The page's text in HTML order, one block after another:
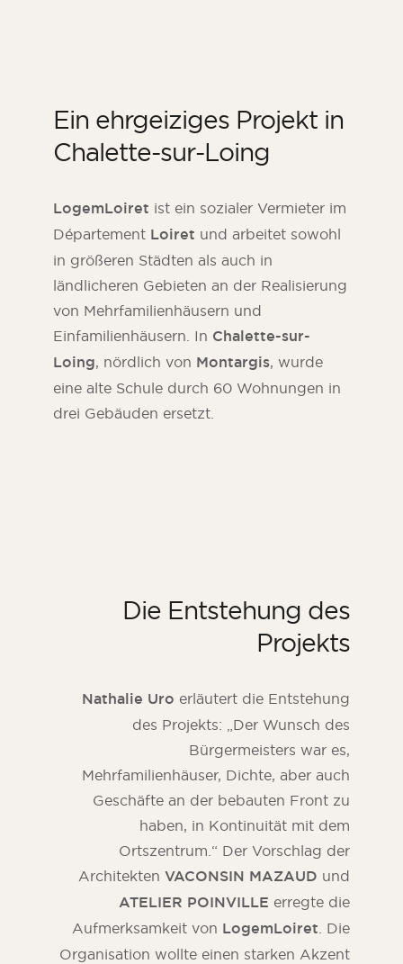
Ein ehrgeiziges Projekt in
Chalette-sur-Loing
LogemLoiret ist ein sozialer Vermieter im
Département Loiret und arbeitet sowohl
in größeren Städten als auch in
ländlicheren Gebieten an der Realisierung
von Mehrfamilienhäusern und
Einfamilienhäusern. In Chalette-sur-
Loing, nördlich von Montargis, wurde
eine alte Schule durch 60 Wohnungen in
drei Gebäuden ersetzt.
Die Entstehung des
Projekts
Nathalie Uro erläutert die Entstehung
des Projekts: „Der Wunsch des
Bürgermeisters war es,
Mehrfamilienhäuser, Dichte, aber auch
Geschäfte an der bebauten Front zu
haben, in Kontinuität mit dem
Ortszentrum.“ Der Vorschlag der
Architekten VACONSIN MAZAUD und
ATELIER POINVILLE erregte die
Aufmerksamkeit von LogemLoiret . Die
Organisation wollte einen starken Akzent